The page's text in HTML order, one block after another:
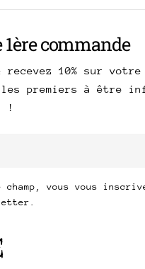
1ère commande
recevez 10% sur votre
les premiers à être
!
champ, vous vous